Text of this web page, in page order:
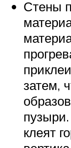
Стены
затем,
клеят